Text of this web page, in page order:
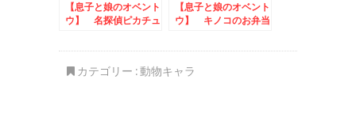
【息子と娘のオベント
ウ】 名探偵ピカチュ
【息子と娘のオベント
ウ】 キノコのお弁当
カテゴリー :動物キャラ